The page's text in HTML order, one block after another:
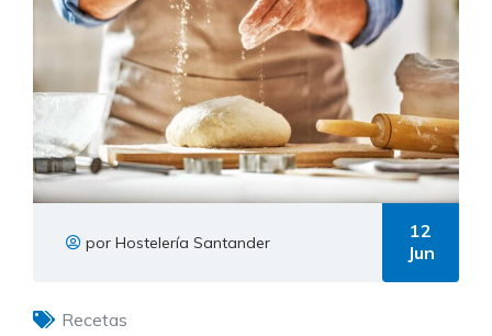
por Hostelería Santander
12
Jun
Recetas